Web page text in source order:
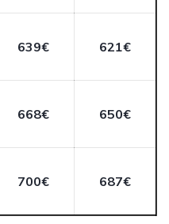
639€ 621€
668€ 650€
700€ 687€